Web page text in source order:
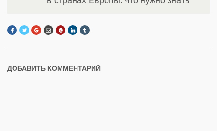
ДОБАВИТЬ КОММЕНТАРИЙ